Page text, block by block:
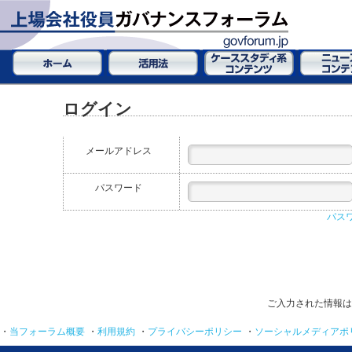
ログイン
メールアドレス
パスワード
パス
ご入力された情報
・ 当フォーラム概要 ・ 利用規約 ・ プライバシーポリシー ・ ソーシャルメディアポ